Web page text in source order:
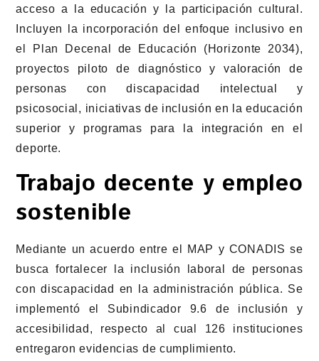
acceso a la educación y la participación cultural.
Incluyen la incorporación del enfoque inclusivo en
el Plan Decenal de Educación (Horizonte 2034),
proyectos piloto de diagnóstico y valoración de
personas con discapacidad intelectual y
psicosocial, iniciativas de inclusión en la educación
superior y programas para la integración en el
deporte.
Trabajo decente y empleo
sostenible
Mediante un acuerdo entre el MAP y CONADIS se
busca fortalecer la inclusión laboral de personas
con discapacidad en la administración pública. Se
implementó el Subindicador 9.6 de inclusión y
accesibilidad, respecto al cual 126 instituciones
entregaron evidencias de cumplimiento.